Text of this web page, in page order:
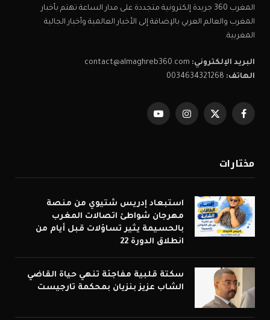
المغرب 360 جريدة إلكترونية متجددة على مدار الساعة تهتم بأخبار
المغرب والعالم العربي بالإضافة إلى الأخبار العالمية وأخبار الجالية
المغربية.
البريد الإلكتروني:
الهاتف:
فيسبوكX
الانستغراميوتيوب
مختارات
استبعاد إدريس شتيوي من منصة
مهرجان شواطئ اتصالات المغرب
بالحسيمة يثير تساؤلات قبل أيام من
انطلاق الدورة 22
سكتة قلبية مفاجئة تنهي حياة القاضي
الشاب عزيز بنزيان بمحكمة تارجيست